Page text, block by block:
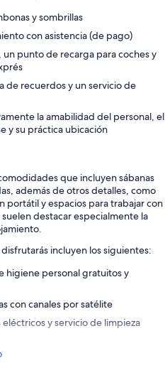
y sombrillas
con asistencia (de pago)
punto de recarga para coches y
de recuerdos y un servicio de
la amabilidad del personal, el
y su práctica ubicación
que incluyen sábanas
además de otros detalles, como
portátil y espacios para trabajar con
destacar especialmente la
incluyen los siguientes:
higiene personal gratuitos y
con canales por satélite
y servicio de limpieza